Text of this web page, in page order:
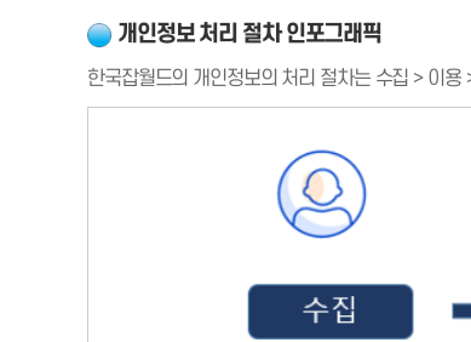
개인정보 처리 절차 인포그래픽
한국잡월드의 개인정보의 처리 절차는 수집 > 이용